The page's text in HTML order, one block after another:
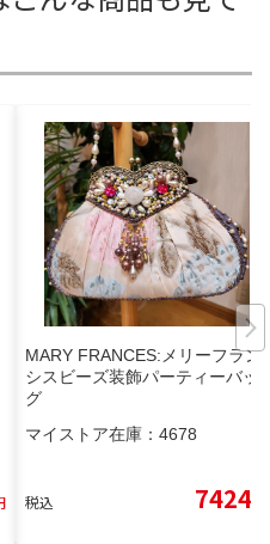
MARY FRANCES:メリーフラン
シスビーズ装飾パーティーバッ
グ
マイストア在庫： 4678
税込 7424